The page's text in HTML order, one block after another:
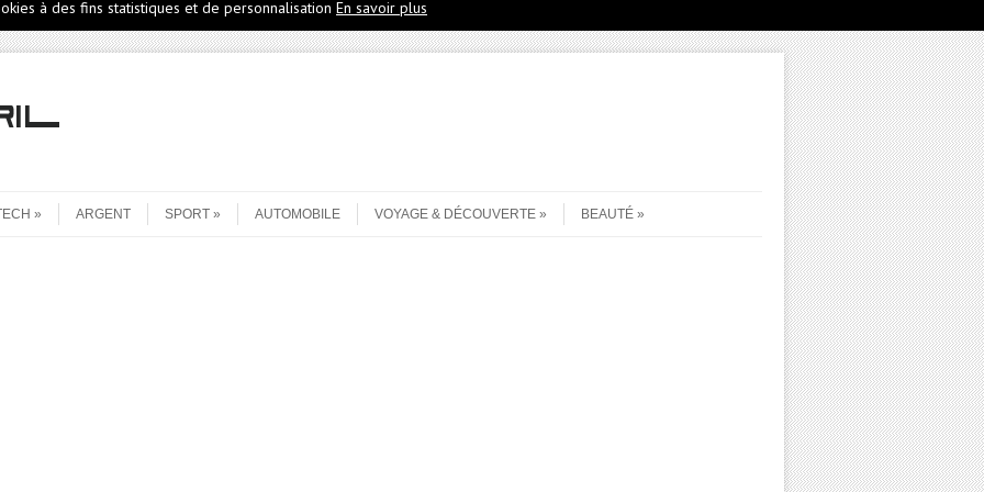
à des fins statistiques et de personnalisation En savoir plus
ARGENT SPORT AUTOMOBILE VOYAGE & DÉCOUVERTE BEAUTÉ